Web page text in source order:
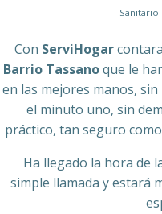
Sanitario
Con ServiHogar
Barrio Tassanoque le
en las mejores manos,
el minuto uno, sin
práctico, tan seguro
Ha llegado la hora de
simple llamada y estará